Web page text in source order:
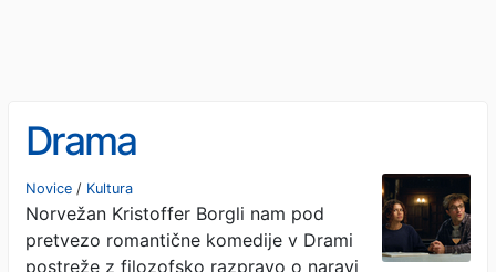
Drama
Novice / Kultura
Norvežan Kristoffer Borgli nam pod
pretvezo romantične komedije v Drami
postreže z filozofsko razpravo o naravi